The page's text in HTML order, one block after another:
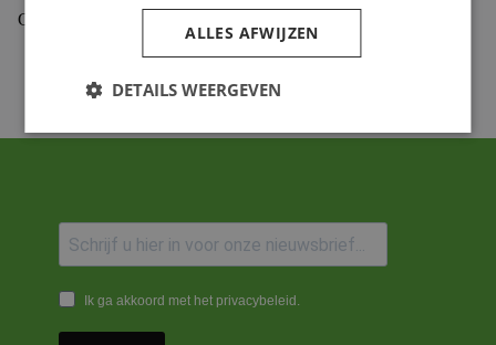
Gekoppelde Motoren
Ik ga akkoord met het privacybeleid.
ALLES AFWIJZEN
DETAILS WEERGEVEN